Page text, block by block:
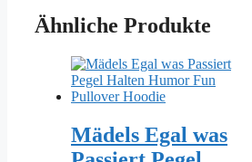
Ähnliche Produkte
Mädels Egal was